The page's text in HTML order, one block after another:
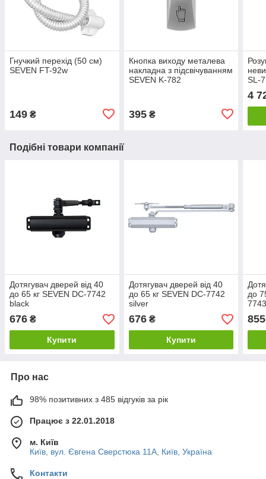
Гнучкий перехід (50 см)
SEVEN FT-92w
149 ₴
Кнопка виходу металева
накладна з підсвічуванням
SEVEN K-782
395₴
SL-
4
Подібні товари компанії
Дотягувач дверей від 40
до 65 кг SEVEN DC-7742
black
676 ₴
Купити
Дотягувач дверей від 40
до 65 кг SEVEN DC-7742
silver
676₴
Купити
до
855
Про нас
98% позитивних з 485 відгуків за рік
Працює з 22.01.2018
м. Київ
Київ, вул. Євгена Сверстюка 11А, Київ, Україна
Контакти